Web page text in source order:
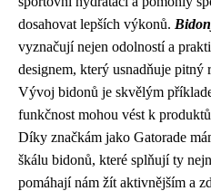
dosahovat lepších výkonů.
vyznačují nejen odolností a
designem, který usnadňuje
Vývoj bidonů je skvělým
funkčnost mohou vést k
Díky značkám jako Gatorade
škálu bidonů, které splňují ty
pomáhají nám žít aktivnějším a